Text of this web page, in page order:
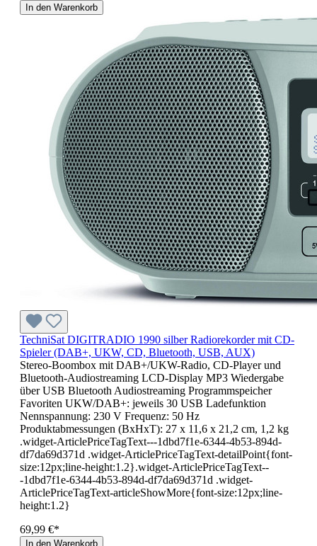
In den Warenkorb
TechniSat DIGITRADIO 1990 silber Radiorekorder mit CD-
Spieler (DAB+, UKW, CD, Bluetooth, USB, AUX)
Stereo-Boombox mit DAB+/UKW-Radio, CD-Player und
Bluetooth-Audiostreaming LCD-Display MP3 Wiedergabe
über USB Bluetooth Audiostreaming Programmspeicher
Favoriten UKW/DAB+: jeweils 30 USB Ladefunktion
Nennspannung: 230 V Frequenz: 50 Hz
Produktabmessungen (BxHxT): 27 x 11,6 x 21,2 cm, 1,2 kg
.widget-ArticlePriceTagText---1dbd7f1e-6344-4b53-894d-
df7da69d371d .widget-ArticlePriceTagText-detailPoint{font-
size:12px;line-height:1.2}.widget-ArticlePriceTagText--
-1dbd7f1e-6344-4b53-894d-df7da69d371d .widget-
ArticlePriceTagText-articleShowMore{font-size:12px;line-
height:1.2}
69,99 €*
In den Warenkorb